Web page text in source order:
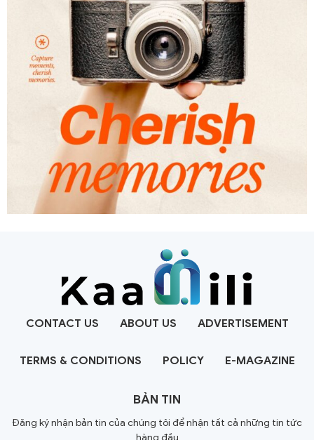
CONTACT US ABOUT US ADVERTISEMENT
TERMS & CONDITIONS POLICY E-MAGAZINE
BẢN TIN
Đăng ký nhận bản tin của chúng tôi để nhận tất cả những tin tức
hàng đầu